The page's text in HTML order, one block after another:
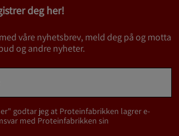
deg her!
våre nyhetsbrev, meld deg på og motta
og andre nyheter.
godtar jeg at Proteinfabrikken lagrer e-
med Proteinfabrikken sin